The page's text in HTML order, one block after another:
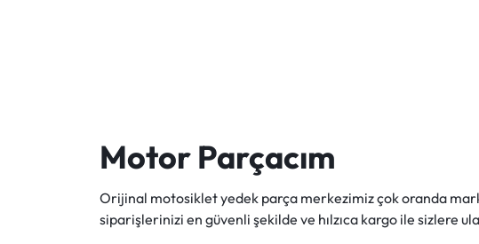
Motor Parçacım
Orijinal motosiklet yedek parça merkezimiz çok oranda
siparişlerinizi en güvenli şekilde ve hılzıca kargo ile sizlere